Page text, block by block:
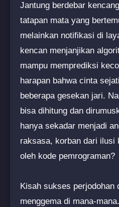
Jantung berdebar
tatapan mata yang
melainkan notifikasi di
kencan menjanjikan
mampu memprediksi
harapan bahwa cinta
beberapa gesekan jari.
bisa dihitung dan
hanya sekadar menjadi
raksasa, korban dari ilusi
oleh kode pemrograman?
Kisah sukses perjodohan
menggema di mana-